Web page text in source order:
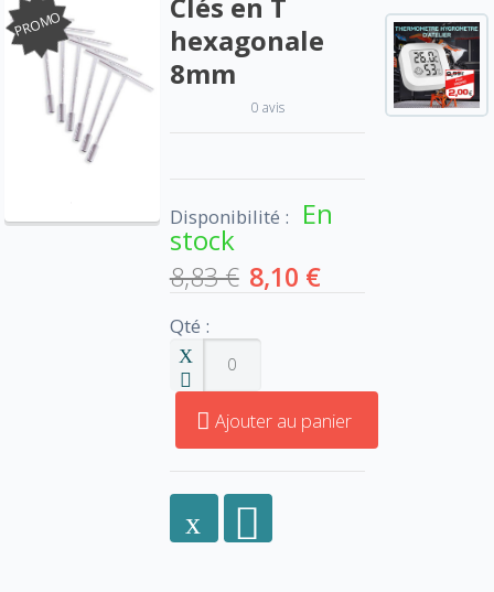
PROMO
hexagonale
8mm
0 avis
Disponibilité : En
stock
8,83 € 8,10 €
Qté :
Ajouter au panier